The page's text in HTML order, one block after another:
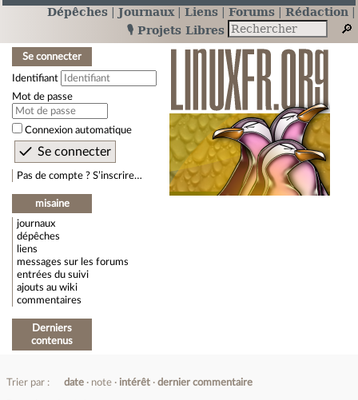
Dépêches Journaux Liens Forums
Rédaction
🎙️ Projets Libres
Se connecter
Identifiant
Mot de passe
Connexion automatique
Pas de compte ? S’inscrire…
misaine
journaux
dépêches
liens
messages sur les forums
entrées du suivi
ajouts au wiki
commentaires
Derniers
contenus
Trier par : date note intérêt dernier commentaire